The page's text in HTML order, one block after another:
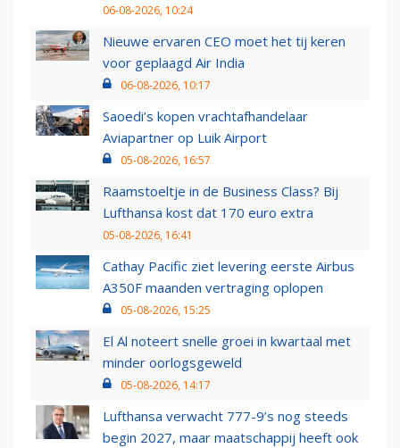
06-08-2026, 10:24
Nieuwe ervaren CEO moet het tij keren
voor geplaagd Air India
06-08-2026, 10:17
Saoedi’s kopen vrachtafhandelaar
Aviapartner op Luik Airport
05-08-2026, 16:57
Raamstoeltje in de Business Class? Bij
Lufthansa kost dat 170 euro extra
05-08-2026, 16:41
Cathay Pacific ziet levering eerste Airbus
A350F maanden vertraging oplopen
05-08-2026, 15:25
El Al noteert snelle groei in kwartaal met
minder oorlogsgeweld
05-08-2026, 14:17
Lufthansa verwacht 777-9’s nog steeds
begin 2027, maar maatschappij heeft ook